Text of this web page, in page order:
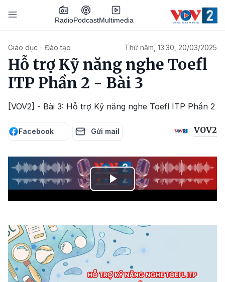
Nhảy đến nội dung
RadioPodcastMultimedia
Giáo dục - Đào tạo Thứ năm, 13:30, 20/03/2025
Hỗ trợ Kỹ năng nghe Toefl
ITP Phần 2 - Bài 3
[VOV2] - Bài 3: Hỗ trợ Kỹ năng nghe Toefl ITP Phần 2
Facebook Gửi mail VOV2
Play